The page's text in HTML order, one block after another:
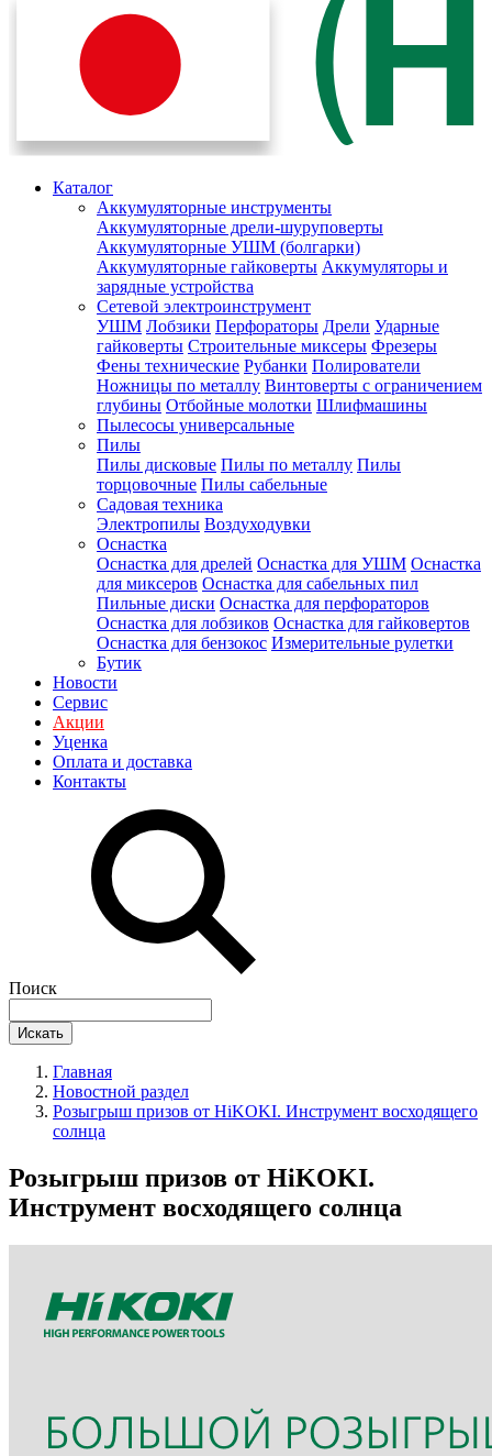
Каталог
Аккумуляторные инструменты
Аккумуляторные дрели-шуруповерты
Аккумуляторные УШМ (болгарки)
Аккумуляторные гайковерты Аккумуляторы и
зарядные устройства
Сетевой электроинструмент
УШМ Лобзики Перфораторы Дрели Ударные
гайковерты Строительные миксеры Фрезеры
Фены технические Рубанки Полирователи
Ножницы по металлу Винтоверты с ограничением
глубины Отбойные молотки Шлифмашины
Пылесосы универсальные
Пилы
Пилы дисковые Пилы по металлу Пилы
торцовочные Пилы сабельные
Садовая техника
Электропилы Воздуходувки
Оснастка
Оснастка для дрелей Оснастка для УШМ Оснастка
для миксеров Оснастка для сабельных пил
Пильные диски Оснастка для перфораторов
Оснастка для лобзиков Оснастка для гайковертов
Оснастка для бензокос Измерительные рулетки
Бутик
Новости
Сервис
Акции
Уценка
Оплата и доставка
Контакты
Поиск
Искать
Главная
Новостной раздел
Розыгрыш призов от HiKOKI. Инструмент восходящего
солнца
Розыгрыш призов от HiKOKI.
Инструмент восходящего солнца